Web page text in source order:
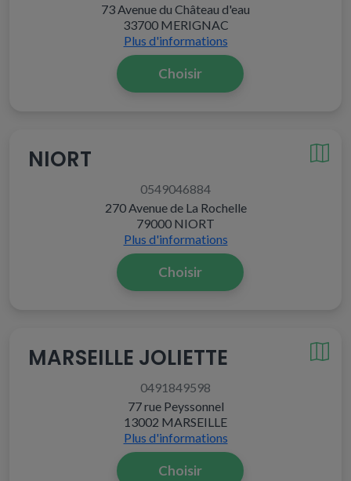
73 Avenue du Château d'eau
33700 MERIGNAC
Plus d'informations
Choisir
NIORT
0549046884
270 Avenue de La Rochelle
79000 NIORT
Plus d'informations
Choisir
MARSEILLE JOLIETTE
0491849598
77 rue Peyssonnel
13002 MARSEILLE
Plus d'informations
Choisir